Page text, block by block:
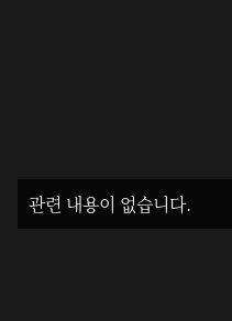
관련 내용이 없습니다.